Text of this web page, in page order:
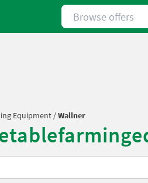
Browse offers
Equipment /Wallner